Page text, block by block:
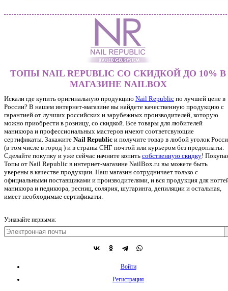
ТОПЫ NAIL REPUBLIC СО СКИДКОЙ ДО 10% В
МАГАЗИНЕ NAILBOX
Искали где купить оригинальную продукцию Nail Republic по лучшей цене в
России? В нашем интернет-магазине вы найдете качественную продукцию с
гарантией от лучших российских и зарубежных производителей, которую
можно приобрести в розницу, со скидкой. Все товары для любителей
маникюра и профессиональных мастеров имеют соответсвующие
сертификаты. Закажите Nail Republic и получите товар в любой уголок
(в том числе в город ) и в страны СНГ почтой или курьером без предоплаты.
Сделайте покупку и уже сейчас начните копить собственную скидку!
Топы от Nail Republic в интернет-магазине NailBox.ru вы можете быть
уверены в качестве продукции. Наш магазин сотрудничает только с
официальными поставщиками и производителями, и вся продукция для
маникюра и педикюра, ресниц, солярия, шугаринга, депиляции и остальная,
имеет необходимые сертификаты.
Узнавайте первыми:
Войти
Регистрация